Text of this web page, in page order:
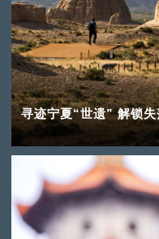
寻迹宁夏“世遗” 解锁